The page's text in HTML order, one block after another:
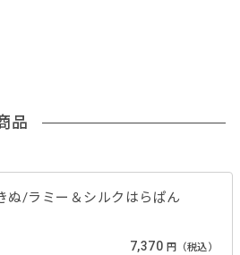
品
ぬ/ラミー＆シルクはらぱん
7,370 円（税込）